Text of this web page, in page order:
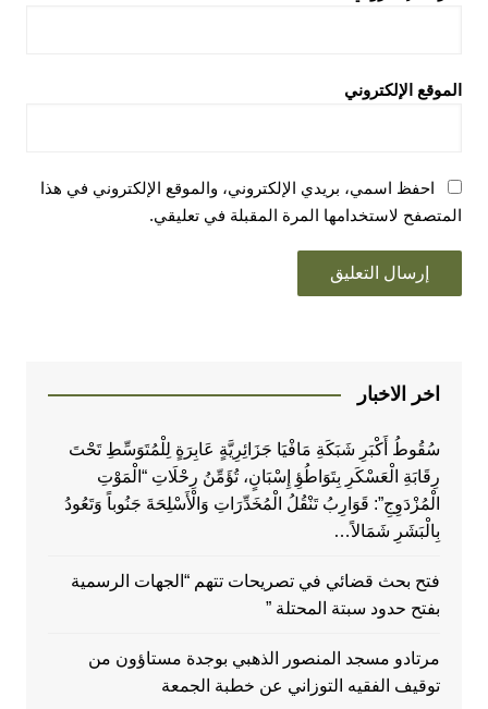
الموقع الإلكتروني
احفظ اسمي، بريدي الإلكتروني، والموقع الإلكتروني في هذا
المتصفح لاستخدامها المرة المقبلة في تعليقي.
اخر الاخبار
سُقُوطُ أَكْبَرِ شَبَكَةِ مَافْيَا جَزَائِرِيَّةٍ عَابِرَةٍ لِلْمُتَوَسِّطِ تَحْتَ
رِقَابَةِ الْعَسْكَرِ بِتَوَاطُؤِ إِسْبَانٍ، تُؤَمِّنُ رِحْلَاتِ “الْمَوْتِ
الْمُزْدَوِجِ”: قَوَارِبُ تَنْقُلُ الْمُخَدِّرَاتِ وَالْأَسْلِحَةَ جَنُوباً وَتَعُودُ
بِالْبَشَرِ شَمَالاً…
فتح بحث قضائي في تصريحات تتهم “الجهات الرسمية
بفتح حدود سبتة المحتلة ”
مرتادو مسجد المنصور الذهبي بوجدة مستاؤون من
توقيف الفقيه التوزاني عن خطبة الجمعة